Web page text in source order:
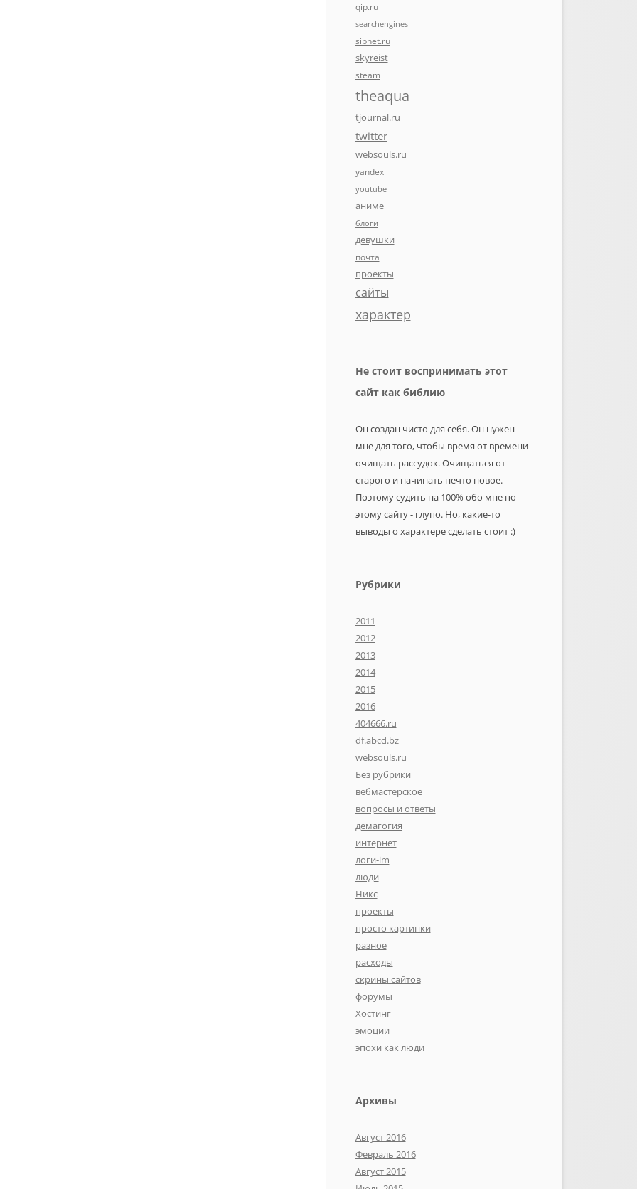
qip.ru
searchengines
sibnet.ru
skyreist
steam
theaqua
tjournal.ru
twitter
websouls.ru
yandex
youtube
аниме
блоги
девушки
почта
проекты
сайты
характер
Не стоит воспринимать этот
сайт как библию
Он создан чисто для себя. Он нужен
мне для того, чтобы время от времени
очищать рассудок. Очищаться от
старого и начинать нечто новое.
Поэтому судить на 100% обо мне по
этому сайту - глупо. Но, какие-то
выводы о характере сделать стоит :)
Рубрики
2011
2012
2013
2014
2015
2016
404666.ru
df.abcd.bz
websouls.ru
Без рубрики
вебмастерское
вопросы и ответы
демагогия
интернет
логи-im
люди
Никс
проекты
просто картинки
разное
расходы
скрины сайтов
форумы
Хостинг
эмоции
эпохи как люди
Архивы
Август 2016
Февраль 2016
Август 2015